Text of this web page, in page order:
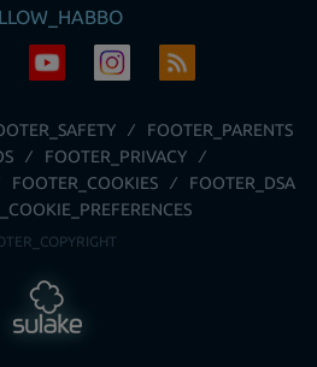
FOOTER_PARENTS
FOOTER_PRIVACY
FOOTER_COOKIES
FOOTER_DSA